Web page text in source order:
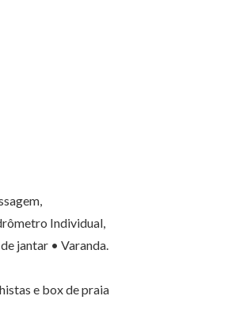
Individual,
jantar • Varanda.
e box de praia